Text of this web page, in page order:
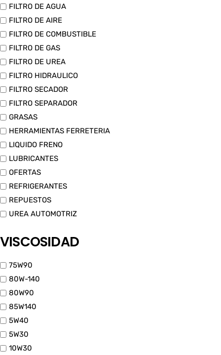
FILTRO DE AGUA
FILTRO DE AIRE
FILTRO DE COMBUSTIBLE
FILTRO DE GAS
FILTRO DE UREA
FILTRO HIDRAULICO
FILTRO SECADOR
FILTRO SEPARADOR
GRASAS
HERRAMIENTAS FERRETERIA
LIQUIDO FRENO
LUBRICANTES
OFERTAS
REFRIGERANTES
REPUESTOS
UREA AUTOMOTRIZ
VISCOSIDAD
75W90
80W-140
80W90
85W140
5W40
5W30
10W30